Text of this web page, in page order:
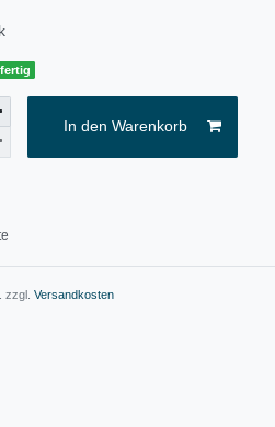
In den Warenkorb
zzgl. Versandkosten